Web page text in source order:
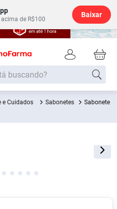
de R$100
Baixar
e Cuidados Sabonetes
Sabonete